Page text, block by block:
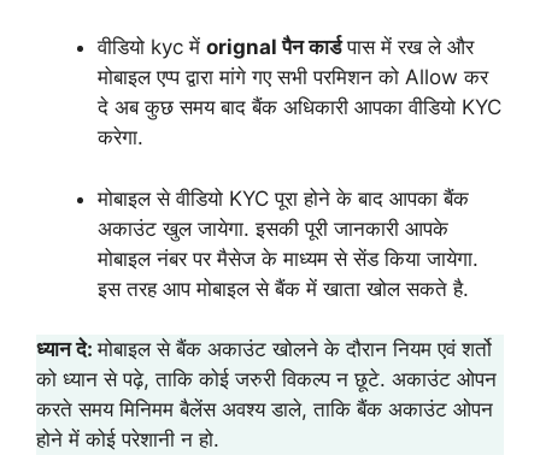
वीडियो kyc में orignal पैन कार्डपास में रख ले और
मोबाइल एप्प द्वारा मांगे गए सभी परमिशन को Allow कर
दे अब कुछ समय बाद बैंक अधिकारी आपका वीडियो KYC
करेगा.
मोबाइल से वीडियो KYC पूरा होने के बाद आपका बैंक
अकाउंट खुल जायेगा. इसकी पूरी जानकारी आपके
मोबाइल नंबर पर मैसेज के माध्यम से सेंड किया जायेगा.
इस तरह आप मोबाइल से बैंक में खाता खोल सकते है.
ध्यान दे:मोबाइल से बैंक अकाउंट खोलने के दौरान नियम एवं शर्तो
को ध्यान से पढ़े, ताकि कोई जरुरी विकल्प न छूटे. अकाउंट ओपन
करते समय मिनिमम बैलेंस अवश्य डाले, ताकि बैंक अकाउंट ओपन
होने में कोई परेशानी न हो.